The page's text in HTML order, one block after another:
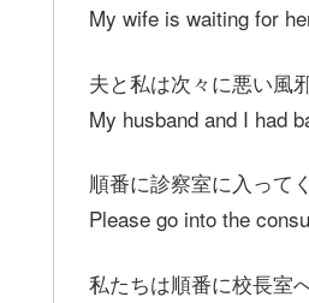
My wife is waiting for
夫と私は次々に悪い風
My husband and I had
順番に診察室に入って
Please go into the
私たちは順番に校長室